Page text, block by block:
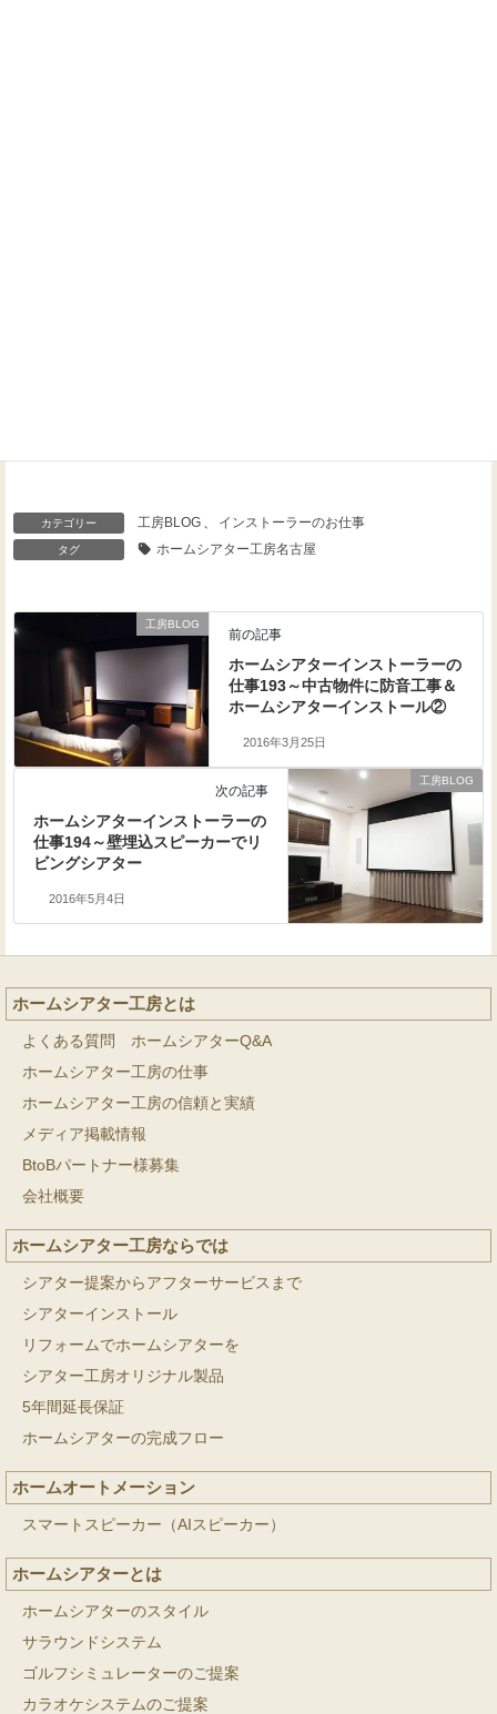
カテゴリー 工房BLOG インストーラーのお仕事
タグ ホームシアター工房名古屋
工房BLOG
前の記事
ホームシアターインストーラーの
仕事193～中古物件に防音工事＆
ホームシアターインストール②
2016年3月25日
工房BLOG
次の記事
ホームシアターインストーラーの
仕事194～壁埋込スピーカーでリ
ビングシアター
2016年5月4日
ホームシアター工房とは
よくある質問 ホームシアターQ&A
ホームシアター工房の仕事
ホームシアター工房の信頼と実績
メディア掲載情報
BtoBパートナー様募集
会社概要
ホームシアター工房ならでは
シアター提案からアフターサービスまで
シアターインストール
リフォームでホームシアターを
シアター工房オリジナル製品
5年間延長保証
ホームシアターの完成フロー
ホームオートメーション
スマートスピーカー（AIスピーカー）
ホームシアターとは
ホームシアターのスタイル
サラウンドシステム
ゴルフシミュレーターのご提案
カラオケシステムのご提案